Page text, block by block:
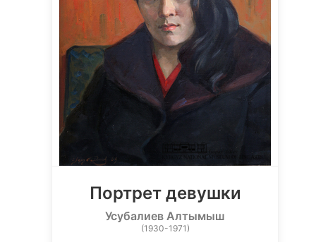
Портрет девушки
Усубалиев Алтымыш
(1930-1971)